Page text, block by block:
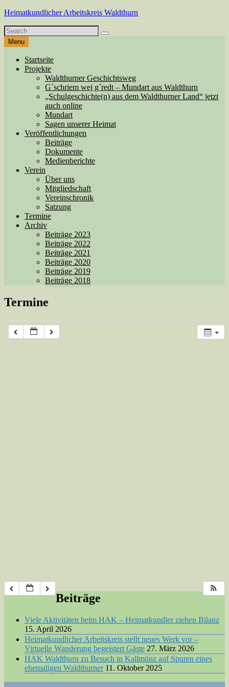
Skip
content
Heimatkundlicher Arbeitskreis Waldthurn
Search
for
Search
Menu
Startseite
Projekte
Waldthurner Geschichtsweg
G`schriem wej g´redt – Mundart aus Waldthurn
„Schulgeschichte(n) aus dem Waldthurner Land“ jetzt
auch online
Mundart
Sagen unserer Heimat
Veröffentlichungen
Beiträge
Dokumente
Medienberichte
Verein
Über uns
Mitgliedschaft
Vereinschronik
Satzung
Termine
Archiv
Beiträge 2023
Beiträge 2022
Beiträge 2021
Beiträge 2020
Beiträge 2019
Beiträge 2018
Termine
Beiträge
Viele Aktivitäten beim HAK – Heimatkundler ziehen Bilanz
15. April 2026
Heimatkundlicher Arbeitskreis stellt neues Werk vor –
Virtuelle Wanderung begeistert Gäste 27. März 2026
HAK Waldthurn zu Besuch in Kallmünz auf Spuren eines
ehemaligen Waldthurner 11. Oktober 2025